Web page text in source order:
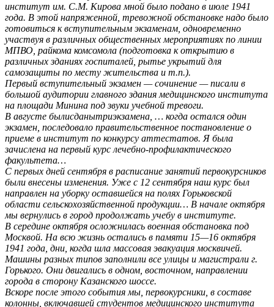
институт им. С.М. Кирова мной было подано в июле 1941
года. В этой напряженной, тревожной обстановке надо было
готовиться к вступительным экзаменам, одновременно
участвуя в различных общественных мероприятиях по линии
МПВО, райкома комсомола (подготовка к открытию в
различных зданиях госпиталей, рытье укрытий для
самозащиты по месту жительства и т.п.).
Первый вступительный экзамен — сочинение — писали в
большой аудитории главного здания медицинского института
на площади Минина под звуки учебной тревоги.
В августе былисданытриэкзамена, … когда остался один
экзамен, последовало правительственное постановление о
приеме в институт по конкурсу аттестатов. Я была
зачислена на первый курс лечебно-профилактического
факультета…
С первых дней сентября в расписание занятий первокурсников
были внесены изменения. Уже с 12 сентября наш курс был
направлен на уборку оставшейся на полях Горьковской
области сельскохозяйственной продукции… В начале октября
мы вернулись в город продолжать учебу в институте.
В середине октября осложнилась военная обстановка под
Москвой. На всю жизнь остались в памяти 15—16 октября
1941 года, дни, когда шла массовая эвакуация москвичей.
Машины разных типов заполнили все улицы и магистрали г.
Горького. Они двигались в одном, восточном, направлении
города в сторону Казанского шоссе.
Вскоре после этого события мы, первокурсники, в составе
колонны, включавшей студентов медицинского института